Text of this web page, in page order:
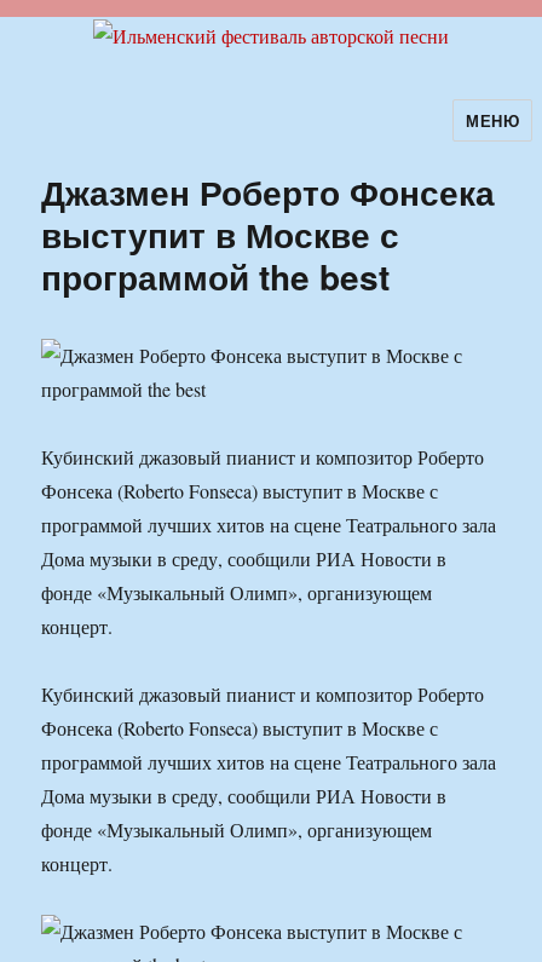
Ильменский фестиваль авторскойМЕНЮ
Джазмен Роберто Фонсека
выступит в Москве с
программой the best
Кубинский джазовый пианист и композитор Роберто
Фонсека (Roberto Fonseca) выступит в Москве с
программой лучших хитов на сцене Театрального зала
Дома музыки в среду, сообщили РИА Новости в
фонде «Музыкальный Олимп», организующем
концерт.
Кубинский джазовый пианист и композитор Роберто
Фонсека (Roberto Fonseca) выступит в Москве с
программой лучших хитов на сцене Театрального зала
Дома музыки в среду, сообщили РИА Новости в
фонде «Музыкальный Олимп», организующем
концерт.